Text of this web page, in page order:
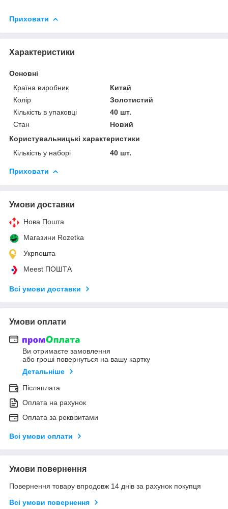
Приховати
Характеристики
Основні
Країна виробник
Китай
Колір
Золотистий
Кількість в упаковці
40 шт.
Стан
Новий
Користувальницькі характеристики
Кількість у наборі
40 шт.
Приховати
Умови доставки
Нова Пошта
Магазини Rozetka
Укрпошта
Meest ПОШТА
Всі умови доставки
Умови оплати
Ви отримаєте замовлення
або гроші повернуться на вашу картку
Детальніше
Післяплата
Оплата на рахунок
Оплата за реквізитами
Всі умови оплати
Умови повернення
Повернення товару впродовж 14 днів за рахунок покупця
Всі умови повернення